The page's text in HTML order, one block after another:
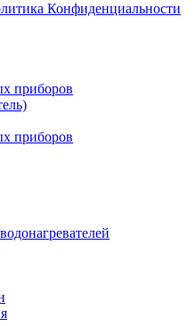
Конфиденциальности
приборов
приборов